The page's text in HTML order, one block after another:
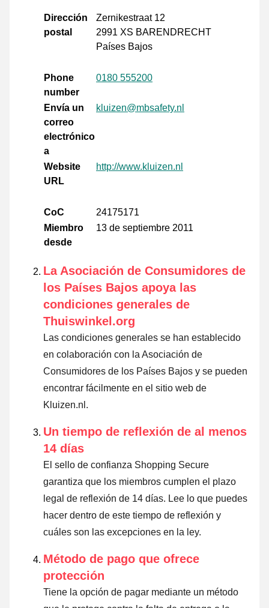
Dirección
postal
Zernikestraat 12
2991 XS BARENDRECHT
Países Bajos
Phone
number
0180 555200
Envía un
correo
electrónico
a
kluizen@mbsafety.nl
Website
URL
http://www.kluizen.nl
CoC
24175171
Miembro
desde
13 de septiembre 2011
La Asociación de Consumidores de
los Países Bajos apoya las
condiciones generales de
Thuiswinkel.org
Las condiciones generales se han establecido
en colaboración con la Asociación de
Consumidores de los Países Bajos y se pueden
encontrar fácilmente en el sitio web de
Kluizen.nl.
Un tiempo de reflexión de al menos
14 días
El sello de confianza Shopping Secure
garantiza que los miembros cumplen el plazo
legal de reflexión de 14 días. Lee lo que puedes
hacer dentro de este tiempo de reflexión y
cuáles son las excepciones en la ley.
Método de pago que ofrece
protección
Tiene la opción de pagar mediante un método